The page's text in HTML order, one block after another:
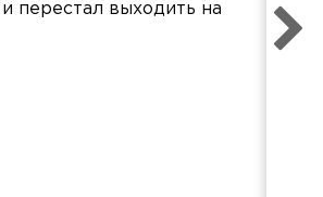
перестал выходить на